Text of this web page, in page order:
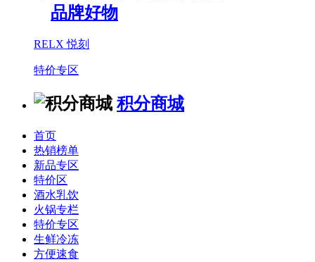
品牌好物
RELX 悦刻
特价专区
积分商城
首页
热销榜单
新品专区
特价区
酒水乳饮
火锅专栏
特价专区
生鲜冷冻
方便速食